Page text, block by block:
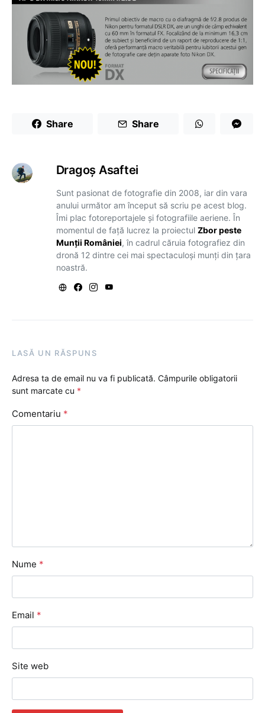
Share Share
Dragoş Asaftei
Sunt pasionat de fotografie din 2008, iar din vara
anului următor am început să scriu pe acest blog.
Îmi plac fotoreportajele și fotografiile aeriene. În
momentul de față lucrez la proiectul Zbor peste
Munții României, în cadrul căruia fotografiez din
dronă 12 dintre cei mai spectaculoși munți din țara
noastră.
LASĂ UN RĂSPUNS
Adresa ta de email nu va fi publicată. Câmpurile obligatorii
sunt marcate cu *
Comentariu *
Nume *
Email *
Site web